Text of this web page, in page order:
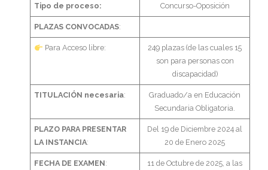
- - Oposición ADMINISTRATIVO de la GENERALITAT
FAQS – Preguntas Frecuentes
0 productos 0,00 €
Tipo de proceso: Concurso-Oposición
PLAZAS CONVOCADAS:
​ Para Acceso libre:
249 plazas (de las cuales 15
son para personas con
discapacidad)
TITULACIÓN necesaria:
Graduado/a en Educación
Secundaria Obligatoria.
PLAZO PARA PRESENTAR
LA INSTANCIA:
Del 19 de Diciembre 2024 al
20 de Enero 2025
FECHA DE EXAMEN:
11 de Octubre de 2025, a las